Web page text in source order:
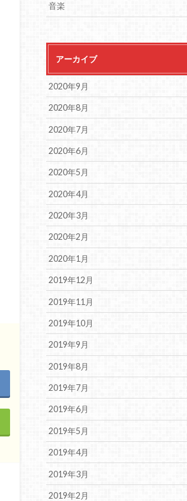
音楽
アーカイブ
2020年9月
2020年8月
2020年7月
2020年6月
2020年5月
2020年4月
2020年3月
2020年2月
2020年1月
2019年12月
2019年11月
2019年10月
2019年9月
2019年8月
2019年7月
2019年6月
2019年5月
2019年4月
2019年3月
2019年2月